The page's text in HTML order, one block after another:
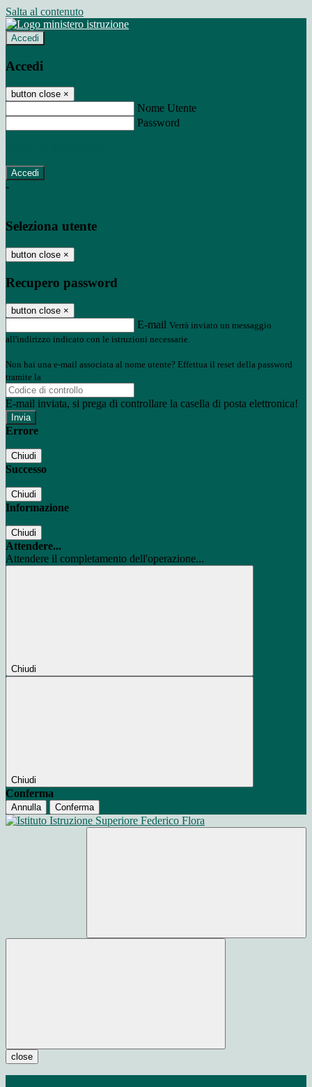
Salta al contenuto
Accedi
Accedi
button close ×
Nome Utente
Password
-
Seleziona utente
button close ×
Recupero password
button close ×
E-mail Verrà inviato un messaggio
all'indirizzo indicato con le istruzioni necessarie.
Non hai una e-mail associata al nome utente? Effettua il reset della password
tramite la
E-mail inviata, si prega di controllare la casella di posta elettronica!
Errore
Chiudi
Successo
Chiudi
Informazione
Chiudi
Attendere...
Attendere il completamento dell'operazione...
Chiudi
Chiudi
Conferma
Annulla Conferma
close